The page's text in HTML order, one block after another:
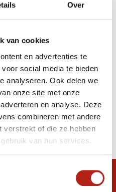
Over
van cookies
en advertenties te
social media te bieden
analyseren. Ook delen we
onze site met onze
en analyse. Deze
combineren met andere
verstrekt of die ze hebben
van hun services.
getagd met
cm